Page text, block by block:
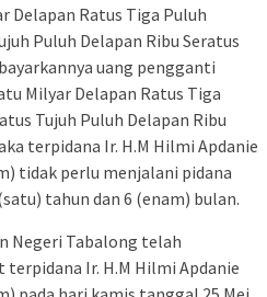
Delapan Ratus Tiga Puluh
Puluh Delapan Ribu Seratus
uang pengganti
Milyar Delapan Ratus Tiga
Tujuh Puluh Delapan Ribu
terpidana Ir. H.M Hilmi Apdanie
tidak perlu menjalani pidana
tahun dan 6 (enam) bulan.
Negeri Tabalong telah
terpidana Ir. H.M Hilmi Apdanie